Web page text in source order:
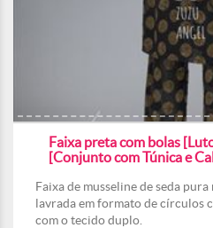
Faixa preta com bolas
[Conjunto com Túnica e
Faixa de musseline de seda
lavrada em formato de círculos
com o tecido duplo.